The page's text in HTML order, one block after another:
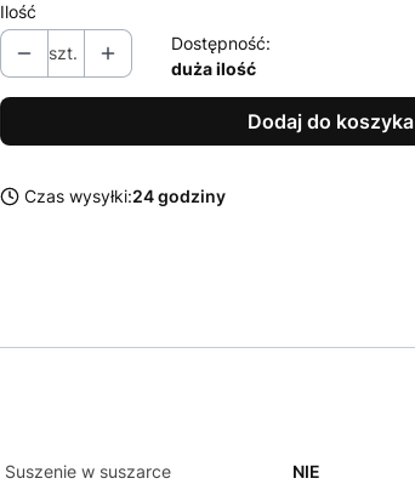
Ilość
szt.
Dostępność:
duża ilość
Dodaj do koszyka
Czas wysyłki:24 godziny
Suszenie w suszarce NIE